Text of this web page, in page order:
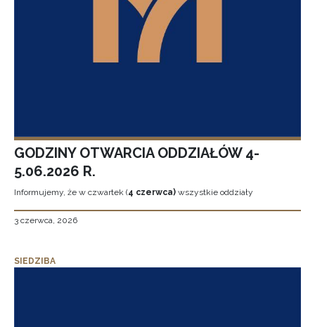
GODZINY OTWARCIA ODDZIAŁÓW 4-
5.06.2026 R.
Informujemy, że w czwartek (4 czerwca) wszystkie oddziały
3 czerwca, 2026
SIEDZIBA